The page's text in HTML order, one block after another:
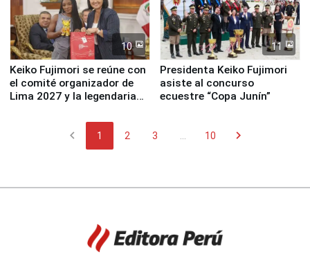
10
Keiko Fujimori se reúne con
el comité organizador de
Lima 2027 y la legendaria
11
Presidenta Keiko Fujimori
asiste al concurso
ecuestre “Copa Junín”
chevron_left 1 2 3 10 chevron_right